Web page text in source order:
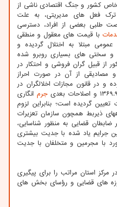
خاص کشور و جنگ اقتصادی ناشی از
فعل های مدیریتی، به علت
طلبی بعضی از افراد، دسترسی
با قیمت های معقول و منطقی
مبتلا به اختلال گردیده و
و سختی های بسیاری روبرو شده
از قبیل گران فروشی و احتکار در
از آن در صورت احراز
و در قانون مجازات اخلالگران در
جرم انگاری
گردیده است؛ بنابراین لزوم
ذیربط همچون سازمان تعزیرات
ضابطان قضایی به منظور شناسایی،
جرایم یاد شده با جدیت بیشتری
با مجرمین و متخلفان با جدیت
استان مراتب را برای پیگیری
های قضایی و رؤسای بخش های